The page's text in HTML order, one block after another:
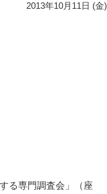
2013年10月11日 (金)
る専門調査会」（座